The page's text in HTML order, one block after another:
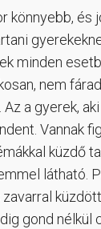
könnyebb, és
minden
nem
a gyerek,
Vannak
küzdő
látható.
gond nélkül